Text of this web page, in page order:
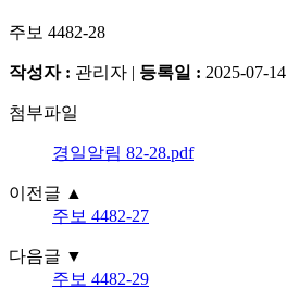
주보 4482-28
작성자 : 관리자 | 등록일 : 2025-07-14
첨부파일
경일알림 82-28.pdf
이전글 ▲
주보 4482-27
다음글 ▼
주보 4482-29